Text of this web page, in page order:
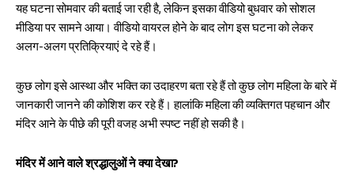
यह घटना सोमवार की बताई जा रही है, लेकिन इसका वीडियो बुधवार को सोशल
मीडिया पर सामने आया। वीडियो वायरल होने के बाद लोग इस घटना को लेकर
अलग-अलग प्रतिक्रियाएं दे रहे हैं।
कुछ लोग इसे आस्था और भक्ति का उदाहरण बता रहे हैं तो कुछ लोग महिला के बारे में
जानकारी जानने की कोशिश कर रहे हैं। हालांकि महिला की व्यक्तिगत पहचान और
मंदिर आने के पीछे की पूरी वजह अभी स्पष्ट नहीं हो सकी है।
मंदिर में आने वाले श्रद्धालुओं ने क्या देखा?